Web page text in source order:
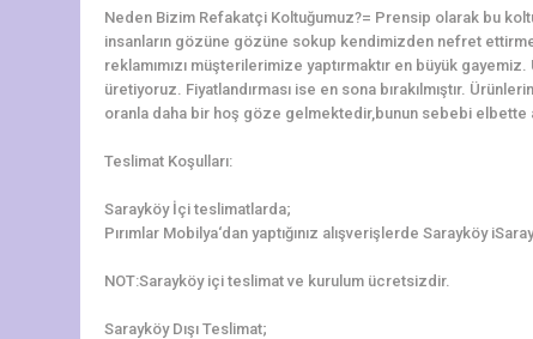
Neden Bizim Refakatçi Koltuğumuz?= Prensip olarak bu
insanların gözüne gözüne sokup kendimizden nefret
reklamımızı müşterilerimize yaptırmaktır en büyük
üretiyoruz. Fiyatlandırması ise en sona bırakılmıştır.
oranla daha bir hoş göze gelmektedir,bunun sebebi elbette
Teslimat Koşulları:
Sarayköy İçi teslimatlarda;
Pırımlar Mobilya‘dan yaptığınız alışverişlerde Sarayköy
NOT:Sarayköy içi teslimat ve kurulum ücretsizdir.
Sarayköy Dışı Teslimat;